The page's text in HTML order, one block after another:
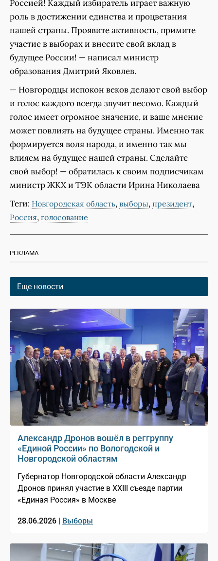
Россией! Каждый избиратель играет важную
роль в достижении единства и процветания
нашей страны. Проявите активность, примите
участие в выборах и внесите свой вклад в
будущее России! — написал министр
образования Дмитрий Яковлев.
— Новгородцы испокон веков делают свой выбор
и голос каждого всегда звучит весомо. Каждый
голос имеет огромное значение, и ваше мнение
может повлиять на будущее страны. Именно так
формируется воля народа, и именно так мы
влияем на будущее нашей страны. Сделайте
свой выбор! — обратилась к своим подписчикам
министр ЖКХ и ТЭК области Ирина Николаева
Теги: Новгородская область, выборы, президент,
Россия, голосование
РЕКЛАМА
Еще новости
Александр Дронов вошёл в реггруппу
«Единой России» по Вологодской и
Новгородской областям
Губернатор Новгородской области Александр
Дронов принял участие в XXIII съезде партии
«Единая Россия» в Москве
28.06.2026 | Выборы